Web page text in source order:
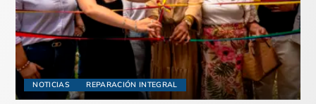
NOTICIAS REPARACIÓN INTEGRAL